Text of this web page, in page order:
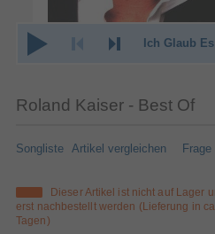
Ich Glaub
Roland Kaiser - Best Of
Songliste Artikel vergleichen
Dieser Artikel ist nicht auf Lager
erst nachbestellt werden (Lieferung in
Tagen)